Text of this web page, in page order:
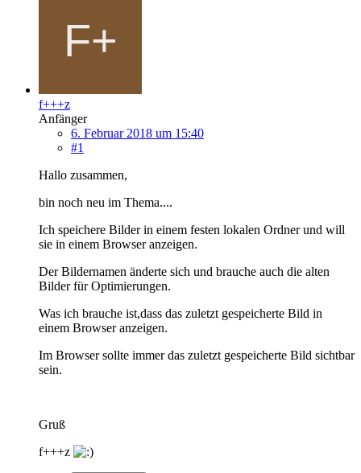
f+++z
Anfänger
6. Februar 2018 um 15:40
#1
Hallo zusammen,
bin noch neu im Thema....
Ich speichere Bilder in einem festen lokalen Ordner und will
sie in einem Browser anzeigen.
Der Bildernamen änderte sich und brauche auch die alten
Bilder für Optimierungen.
Was ich brauche ist,dass das zuletzt gespeicherte Bild in
einem Browser anzeigen.
Im Browser sollte immer das zuletzt gespeicherte Bild sichtbar
sein.
Gruß
f+++z